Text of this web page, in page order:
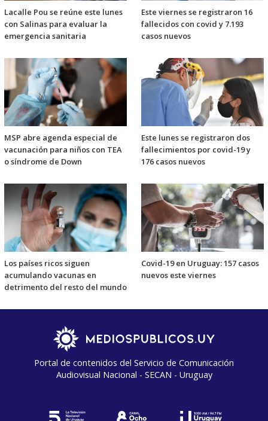
Lacalle Pou se reúne este lunes
con Salinas para evaluar la
emergencia sanitaria
Este viernes se registraron 16
fallecidos con covid y 7.193
casos nuevos
MSP abre agenda especial de
vacunación para niños con TEA
o síndrome de Down
Este lunes se registraron dos
fallecimientos por covid-19 y
176 casos nuevos
Los países ricos siguen
acumulando vacunas en
detrimento del resto del mundo
Covid-19 en Uruguay: 157 casos
nuevos este viernes
Portal de contenidos del Servicio de Comunicación
Audiovisual Nacional - SECAN - Uruguay